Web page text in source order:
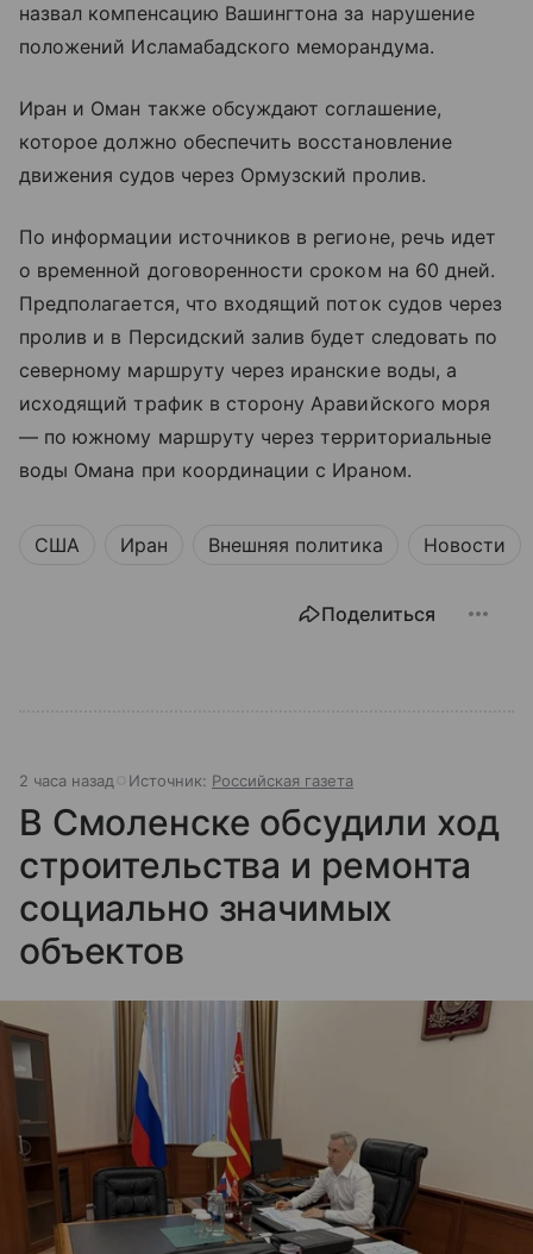
назвал компенсацию Вашингтона за нарушение
положений Исламабадского меморандума.
Иран и Оман также обсуждают соглашение,
которое должно обеспечить восстановление
движения судов через Ормузский пролив.
По информации источников в регионе, речь идет
о временной договоренности сроком на 60 дней.
Предполагается, что входящий поток судов через
пролив и в Персидский залив будет следовать по
северному маршруту через иранские воды, а
исходящий трафик в сторону Аравийского моря
— по южному маршруту через территориальные
воды Омана при координации с Ираном.
США Иран Внешняя политика Новости
Поделиться
2 часа назад Источник: Российская газета
В Смоленске обсудили ход
строительства и ремонта
социально значимых
объектов